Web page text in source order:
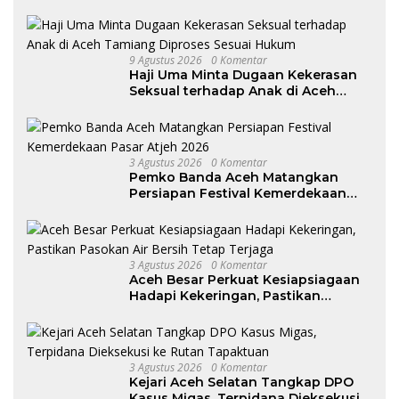
9 Agustus 2026 0 Komentar
Haji Uma Minta Dugaan Kekerasan
Seksual terhadap Anak di Aceh
3 Agustus 2026 0 Komentar
Pemko Banda Aceh Matangkan
Persiapan Festival Kemerdekaan
3 Agustus 2026 0 Komentar
Aceh Besar Perkuat Kesiapsiagaan
Hadapi Kekeringan, Pastikan
3 Agustus 2026 0 Komentar
Kejari Aceh Selatan Tangkap DPO